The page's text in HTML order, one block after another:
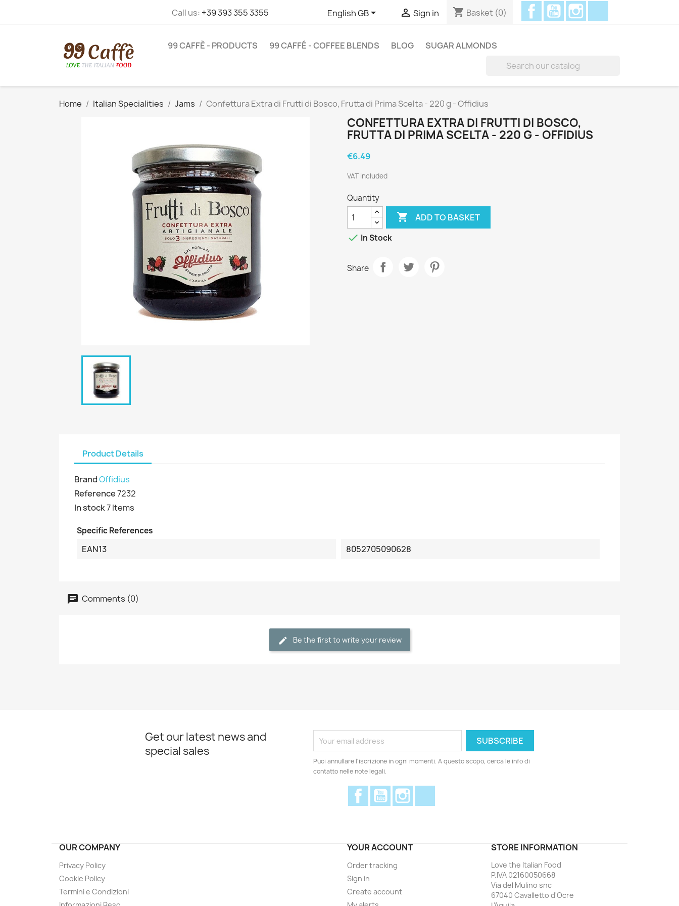
Call us: +39 393 355 3355 English GB  Sign in shopping_cart Basket (0)
FacebookYouTube
99 CAFFÈ - PRODUCTS 99 CAFFÉ - COFFEE BLENDS BLOG SUGAR ALMONDS
Home Italian Specialities Jams Confettura Extra di Frutti di Bosco, Frutta di Prima Scelta - 220 g - Offidius
CONFETTURA EXTRA DI FRUTTI DI BOSCO,
FRUTTA DI PRIMA SCELTA - 220 G - OFFIDIUS
€6.49
VAT included
Quantity
 ADD TO BASKET
 In Stock
Share
Product Details
BrandOffidius
Reference7232
In stock7 Items
Specific References
EAN13 8052705090628
Comments (0)
Be the first to write your review
Get our latest news and
special sales
Puoi annullare l'iscrizione in ogni momenti. A questo scopo, cerca le info di
contatto nelle note legali.
FacebookYouTube
OUR COMPANY
Privacy Policy
Cookie Policy
Termini e Condizioni
YOUR ACCOUNT
Order tracking
Sign in
Create account
STORE INFORMATION
Love the Italian Food
P.IVA 02160050668
Via del Mulino snc
67040 Cavalletto d'Ocre